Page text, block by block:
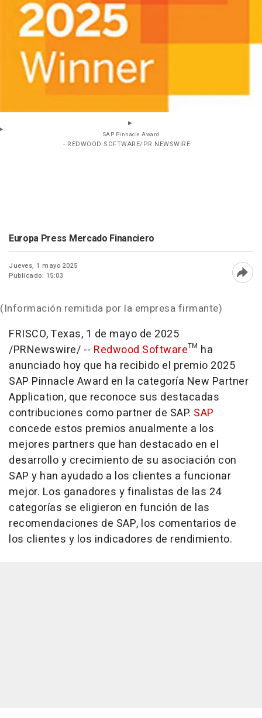
SAP Pinnacle Award
- REDWOOD SOFTWARE/PR NEWSWIRE
Europa Press Mercado Financiero
Jueves, 1 mayo 2025
Publicado: 15:03
(Información remitida por la empresa firmante)
FRISCO, Texas, 1 de mayo de 2025
/PRNewswire/ -- Redwood Software™ ha
anunciado hoy que ha recibido el premio 2025
SAP Pinnacle Award en la categoría New Partner
Application, que reconoce sus destacadas
contribuciones como partner de SAP. SAP
concede estos premios anualmente a los
mejores partners que han destacado en el
desarrollo y crecimiento de su asociación con
SAP y han ayudado a los clientes a funcionar
mejor. Los ganadores y finalistas de las 24
categorías se eligieron en función de las
recomendaciones de SAP, los comentarios de
los clientes y los indicadores de rendimiento.